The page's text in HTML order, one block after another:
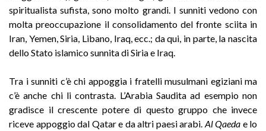
spiritualista sufista, sono molto grandi. I sunniti vedono con
molta preoccupazione il consolidamento del fronte sciita in
Iran, Yemen, Siria, Libano, Iraq, ecc.; da qui, in parte, la nascita
dello Stato islamico sunnita di Siria e Iraq.
Tra i sunniti c’è chi appoggia i fratelli musulmani egiziani ma
c’è anche chi li contrasta. L’Arabia Saudita ad esempio non
gradisce il crescente potere di questo gruppo che invece
riceve appoggio dal Qatar e da altri paesi arabi. Al Qaeda e lo